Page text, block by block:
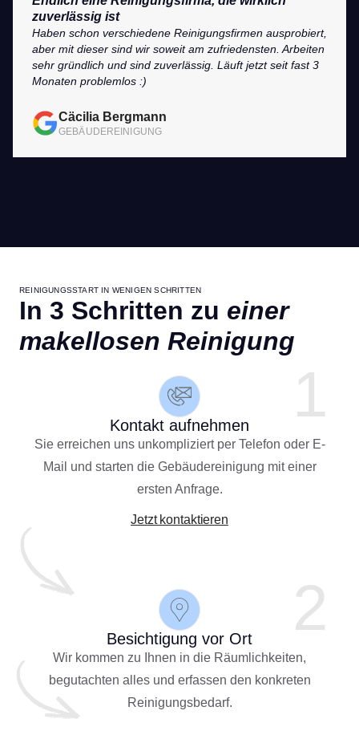
zuverlässig ist
Haben schon verschiedene Reinigungsfirmen ausprobiert,
aber mit dieser sind wir soweit am zufriedensten. Arbeiten
sehr gründlich und sind zuverlässig. Läuft jetzt seit fast 3
Monaten problemlos :)
Cäcilia Bergmann
GEBÄUDEREINIGUNG
REINIGUNGSSTART IN WENIGEN SCHRITTEN
In 3 Schritten zu einer
makellosen Reinigung
Kontakt aufnehmen
Sie erreichen uns unkompliziert per Telefon oder E-
Mail und starten die Gebäudereinigung mit einer
ersten Anfrage.
Jetzt kontaktieren
1
2
Besichtigung vor Ort
Wir kommen zu Ihnen in die Räumlichkeiten,
begutachten alles und erfassen den konkreten
Reinigungsbedarf.